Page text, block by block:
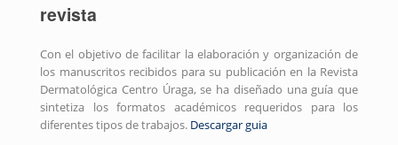
revista
Con el objetivo de facilitar la elaboración y organización de
los manuscritos recibidos para su publicación en la Revista
Dermatológica Centro Úraga, se ha diseñado una guía que
sintetiza los formatos académicos requeridos para los
diferentes tipos de trabajos. Descargar guia